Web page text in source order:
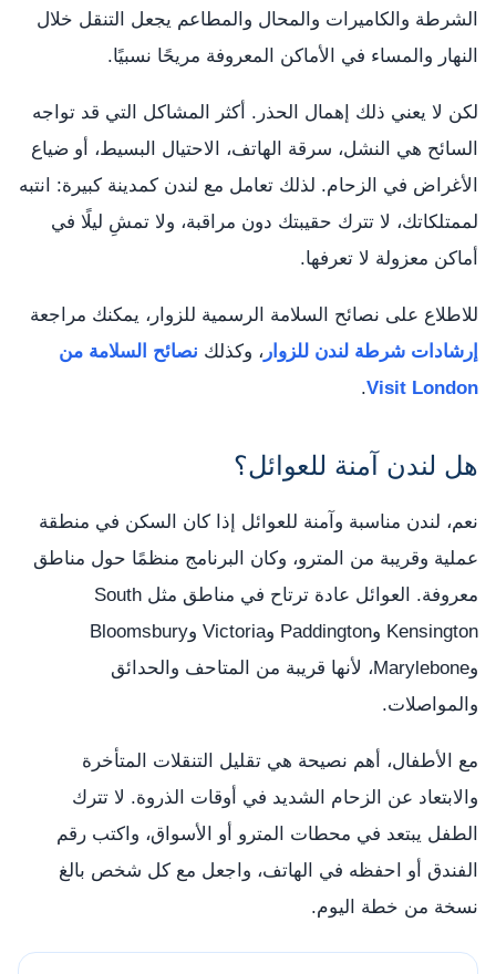
الشرطة والكاميرات والمحال والمطاعم يجعل التنقل خلال
النهار والمساء في الأماكن المعروفة مريحًا نسبيًا.
لكن لا يعني ذلك إهمال الحذر. أكثر المشاكل التي قد تواجه
السائح هي النشل، سرقة الهاتف، الاحتيال البسيط، أو ضياع
الأغراض في الزحام. لذلك تعامل مع لندن كمدينة كبيرة: انتبه
لممتلكاتك، لا تترك حقيبتك دون مراقبة، ولا تمشِ ليلًا في
أماكن معزولة لا تعرفها.
للاطلاع على نصائح السلامة الرسمية للزوار، يمكنك مراجعة
إرشادات شرطة لندن للزوار ، وكذلك نصائح السلامة من
Visit London
.
هل لندن آمنة للعوائل؟
نعم، لندن مناسبة وآمنة للعوائل إذا كان السكن في منطقة
عملية وقريبة من المترو، وكان البرنامج منظمًا حول مناطق
معروفة. العوائل عادة ترتاح في مناطق مثل South
Kensington وPaddington وVictoria وBloomsbury
وMarylebone، لأنها قريبة من المتاحف والحدائق
والمواصلات.
مع الأطفال، أهم نصيحة هي تقليل التنقلات المتأخرة
والابتعاد عن الزحام الشديد في أوقات الذروة. لا تترك
الطفل يبتعد في محطات المترو أو الأسواق، واكتب رقم
الفندق أو احفظه في الهاتف، واجعل مع كل شخص بالغ
نسخة من خطة اليوم.